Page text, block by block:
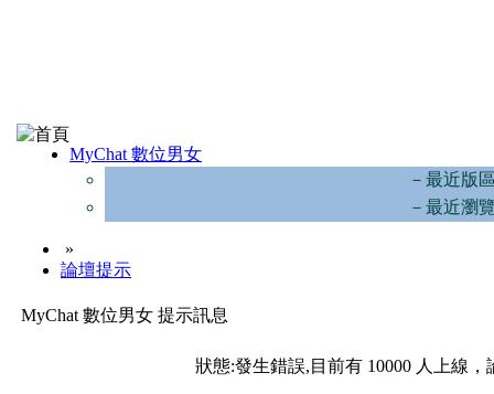
MyChat 數位男女
－最近版
－最近瀏
»
論壇提示
MyChat 數位男女 提示訊息
狀態:發生錯誤,目前有 10000 人上線